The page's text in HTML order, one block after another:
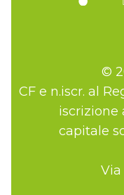
©
CF e n.iscr. al
iscrizione
capitale
Via